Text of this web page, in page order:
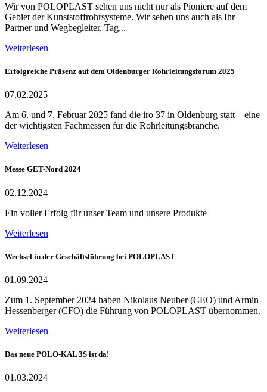
Wir von POLOPLAST sehen uns nicht nur als Pioniere auf dem
Gebiet der Kunststoffrohrsysteme. Wir sehen uns auch als Ihr
Partner und Wegbegleiter, Tag...
Weiterlesen
Erfolgreiche Präsenz auf dem Oldenburger Rohrleitungsforum 2025
07.02.2025
Am 6. und 7. Februar 2025 fand die iro 37 in Oldenburg statt – eine
der wichtigsten Fachmessen für die Rohrleitungsbranche.
Weiterlesen
Messe GET-Nord 2024
02.12.2024
Ein voller Erfolg für unser Team und unsere Produkte
Weiterlesen
Wechsel in der Geschäftsführung bei POLOPLAST
01.09.2024
Zum 1. September 2024 haben Nikolaus Neuber (CEO) und Armin
Hessenberger (CFO) die Führung von POLOPLAST übernommen.
Weiterlesen
Das neue POLO-KAL 3S ist da!
01.03.2024